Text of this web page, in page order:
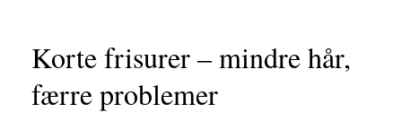
Korte frisurer – mindre hår,
færre problemer